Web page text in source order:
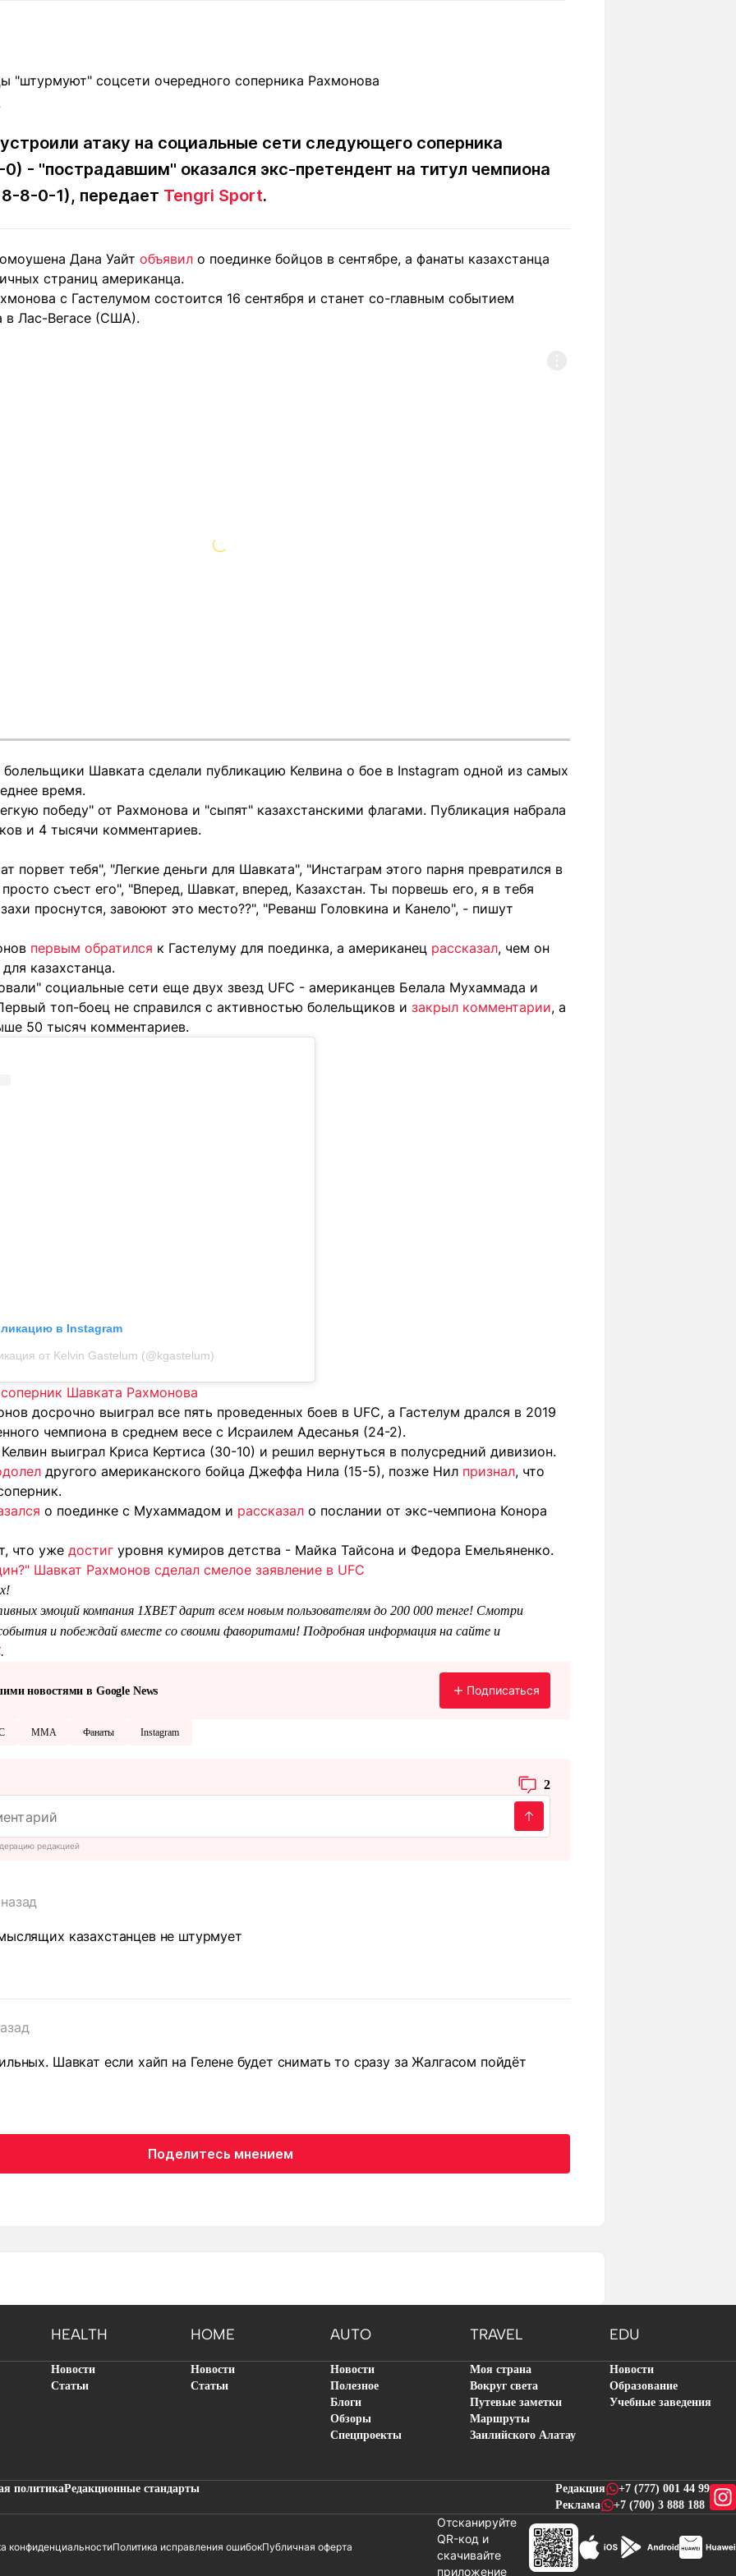
Спецпроекты
Контакты редакции Вакансии Реклама
(700) 3 888 188
Мы в социальных сетях
атаку на социальные сети следующего соперника
- "пострадавшим" оказался экс-претендент на титул чемпиона
8-0-1), передает Tengri Sport.
Дана Уайт объявил о поединке бойцов в сентябре, а фанаты казахстанца
страниц американца.
с Гастелумом состоится 16 сентября и станет со-главным событием
в Лас-Вегасе (США).
болельщики Шавката сделали публикацию Келвина о бое в Instagram одной из самых
время.
победу" от Рахмонова и "сыпят" казахстанскими флагами. Публикация набрала
и 4 тысячи комментариев.
порвет тебя", "Легкие деньги для Шавката", "Инстаграм этого парня превратился в
съест его", "Вперед, Шавкат, вперед, Казахстан. Ты порвешь его, я в тебя
проснутся, завоюют это место??", "Реванш Головкина и Канело", - пишут
первым обратился к Гастелуму для поединка, а американец рассказал, чем он
казахстанца.
социальные сети еще двух звезд UFC - американцев Белала Мухаммада и
топ-боец не справился с активностью болельщиков и закрыл комментарии, а
50 тысяч комментариев.
в Instagram
от Kelvin Gastelum (@kgastelum)
Шавката Рахмонова
досрочно выиграл все пять проведенных боев в UFC, а Гастелум дрался в 2019
чемпиона в среднем весе с Исраилем Адесанья (24-2).
выиграл Криса Кертиса (30-10) и решил вернуться в полусредний дивизион.
другого американского бойца Джеффа Нила (15-5), позже Нил признал, что
о поединке с Мухаммадом и рассказал о послании от экс-чемпиона Конора
что уже достиг уровня кумиров детства - Майка Тайсона и Федора Емельяненко.
Шавкат Рахмонов сделал смелое заявление в UFC
эмоций компания 1XBET дарит всем новым пользователям до 200 000 тенге! Смотри
и побеждай вместе со своими фаворитами! Подробная информация на сайте и
.
новостями в Google News Подписаться
ММА Фанаты Instagram
2
редакцией
казахстанцев не штурмует
Шавкат если хайп на Гелене будет снимать то сразу за Жалгасом пойдёт
Поделитесь мнением
HEALTH HOME AUTO TRAVEL EDU
Новости
Статьи
Новости
Статьи
Новости
Полезное
Блоги
Обзоры
Спецпроекты
Моя страна
Вокруг света
Путевые заметки
Маршруты
Заилийского Алатау
Новости
Образование
Учебные заведения
политикаРедакционные стандарты Редакция
+7 (777) 001 44 99
Реклама
+7 (700) 3 888 188
конфиденциальностиПолитика исправления ошибокПубличная оферта
Отсканируйте
QR-код и
скачивайте
приложениеновостей